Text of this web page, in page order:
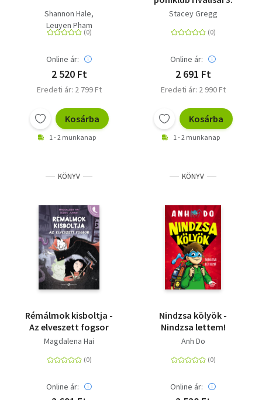
Shannon Hale
Leuyen Pham
Online ár:
2 520 Ft
Eredeti ár: 2 799 Ft
Kosárba
1 - 2 munkanap
Stacey Gregg
Online ár:
2 691 Ft
Eredeti ár: 2 990 Ft
Kosárba
1 - 2 munkanap
KÖNYV
Rémálmok kisboltja -
Az elveszett fogsor
Magdalena Hai
Online ár:
KÖNYV
Nindzsa kölyök -
Nindzsa lettem!
Anh Do
Online ár: